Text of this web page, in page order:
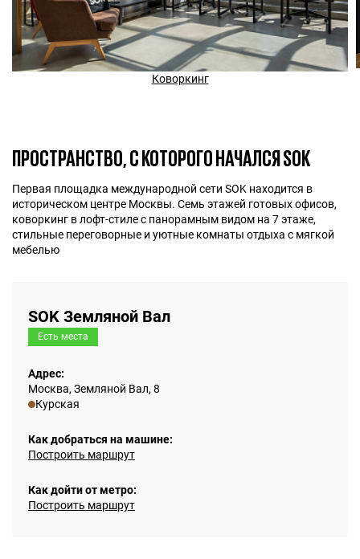
Коворкинг
ПРОСТРАНСТВО, С КОТОРОГО НАЧАЛСЯ SOK
Первая площадка международной сети SOK находится в
историческом центре Москвы. Семь этажей готовых офисов,
коворкинг в лофт-стиле с панорамным видом на 7 этаже,
стильные переговорные и уютные комнаты отдыха с мягкой
мебелью
SOK Земляной Вал
Есть места
Адрес:
Москва, Земляной Вал, 8
Курская
Как добраться на машине:
Построить маршрут
Как дойти от метро:
Построить маршрут